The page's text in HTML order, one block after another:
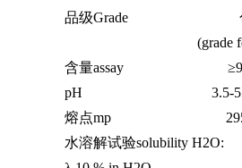
品级Grade 色
(grade for
含量assay
pH 3.5-
熔点mp 295-300
水溶解试验solubility